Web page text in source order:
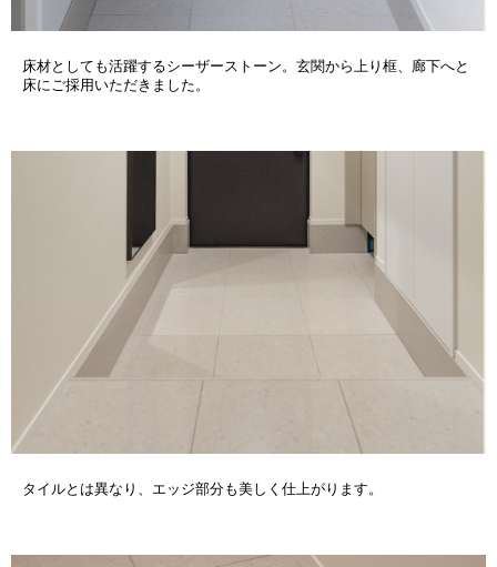
床材としても活躍するシーザーストーン。玄関から上り框、廊下へと
床にご採用いただきました。
タイルとは異なり、エッジ部分も美しく仕上がります。